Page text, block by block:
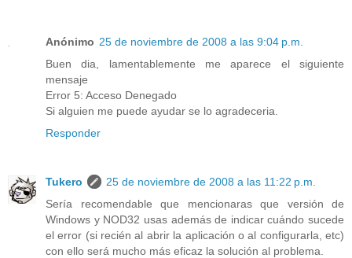
Anónimo 25 de noviembre de 2008 a las 9:04 p.m.
Buen dia, lamentablemente me aparece el siguiente
mensaje
Error 5: Acceso Denegado
Si alguien me puede ayudar se lo agradeceria.
Responder
Tukero
25 de noviembre de 2008 a las 11:22 p.m.
Sería recomendable que mencionaras que versión de
Windows y NOD32 usas además de indicar cuándo sucede
el error (si recién al abrir la aplicación o al configurarla, etc)
con ello será mucho más eficaz la solución al problema.